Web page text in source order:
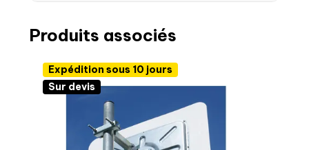
Produits associés
Expédition sous 10 jours
Sur devis